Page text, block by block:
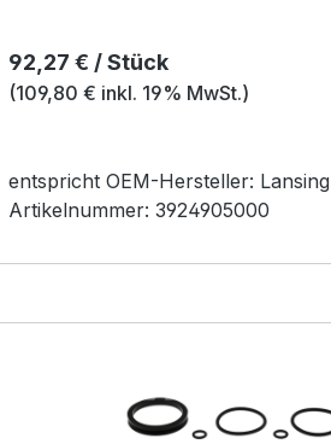
Regulärer Preis:
92,27 € / Stück
(109,80 € inkl. 19% MwSt.)
entspricht OEM-Hersteller: Lansing
Artikelnummer: 3924905000